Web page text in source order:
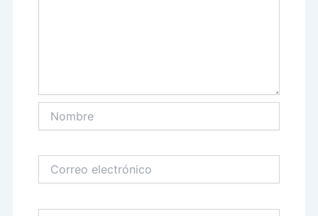
electrónico